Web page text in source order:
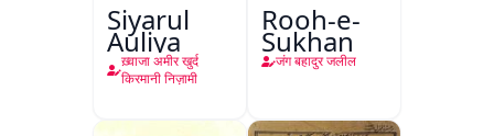
Siyarul
Auliya
ख़्वाजा अमीर खुर्द
किरमानी निज़ामी
Rooh-e-
Sukhan
जंग बहादुर जलील